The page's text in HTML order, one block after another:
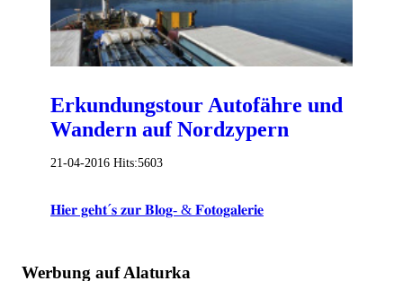
Erkundungstour Autofähre und
Wandern auf Nordzypern
21-04-2016 Hits:5603
𝐇𝐢𝐞𝐫 𝐠𝐞𝐡𝐭´𝐬 𝐳𝐮𝐫 𝐁𝐥𝐨𝐠- & 𝐅𝐨𝐭𝐨𝐠𝐚𝐥𝐞𝐫𝐢𝐞
Werbung auf Alaturka